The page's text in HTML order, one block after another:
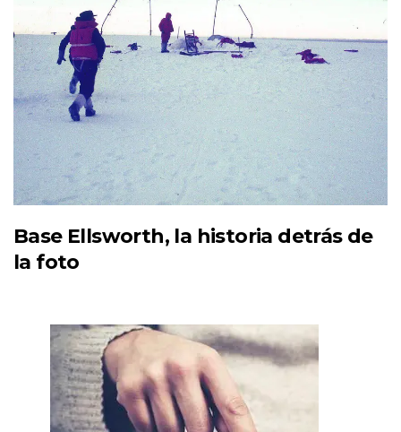
Base Ellsworth, la historia detrás de
la foto